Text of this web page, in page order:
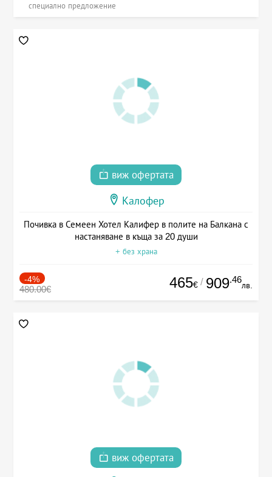
специално предложение
виж офертата
Калофер
Почивка в Семеен Хотел Калифер в полите на Балкана с
настаняване в къща за 20 души
+ без храна
-4%
480.00€ 465€ / 909.46
лв.
виж офертата